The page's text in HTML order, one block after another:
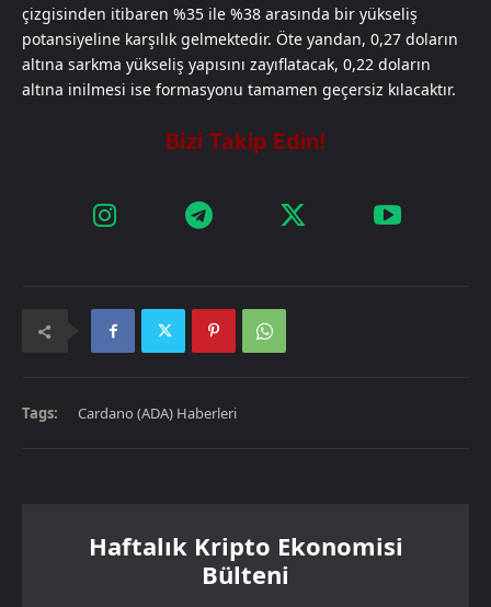
çizgisinden itibaren %35 ile %38 arasında bir yükseliş
potansiyeline karşılık gelmektedir. Öte yandan, 0,27 doların
altına sarkma yükseliş yapısını zayıflatacak, 0,22 doların
altına inilmesi ise formasyonu tamamen geçersiz kılacaktır.
Tags: Cardano (ADA) Haberleri
Haftalık Kripto Ekonomisi
Bülteni